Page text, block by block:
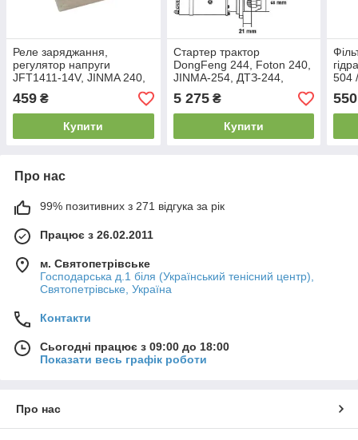
Реле заряджання,
регулятор напруги
JFT1411-14V, JINMA 240,
244, FOTON 354, 404,
454, 504 BTJ-17
459 ₴
Купити
Стартер трактор
DongFeng 244, Foton 240,
JINMA-254, ДТЗ-244,
Xingta (QDJ1332A) D-
68мм
5 275₴
Купити
504
550
Про нас
99% позитивних з 271 відгука за рік
Працює з 26.02.2011
м. Святопетрівське
Господарська д.1 біля (Український тенісний центр),
Святопетрівське, Україна
Контакти
Сьогодні працює з 09:00 до 18:00
Показати весь графік роботи
Про нас